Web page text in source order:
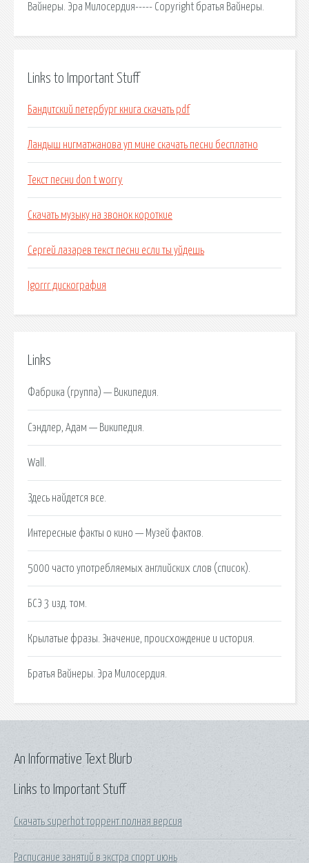
Вайнеры. Эра Милосердия----- Copyright братья Вайнеры.
Links to Important Stuff
Бандитский петербург книга скачать pdf
Ландыш нигматжанова уп мине скачать песни бесплатно
Текст песни don t worry
Скачать музыку на звонок короткие
Сергей лазарев текст песни если ты уйдешь
Igorrr дискография
Links
Фабрика (группа) — Википедия.
Сэндлер, Адам — Википедия.
Wall.
Здесь найдется все.
Интересные факты о кино — Музей фактов.
5000 часто употребляемых английских слов (список).
БСЭ 3 изд. том.
Крылатые фразы. Значение, происхождение и история.
Братья Вайнеры. Эра Милосердия.
Links to Important Stuff
Скачать superhot торрент полная версия
Расписание занятий в экстра спорт июнь
An Informative Text Blurb